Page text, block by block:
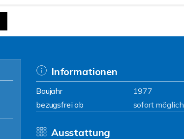
Informationen
Baujahr 1977
bezugsfrei ab
sofort möglich
Ausstattung